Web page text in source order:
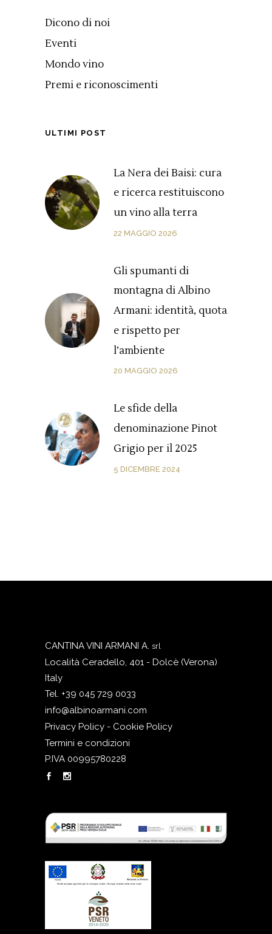
Dicono di noi
Eventi
Mondo vino
Premi e riconoscimenti
ULTIMI POST
La Nera dei Baisi: cura
e ricerca restituiscono
un vino alla terra
22 MAGGIO 2026
Gli spumanti di
montagna di Albino
Armani: identità, quota
e rispetto per
l’ambiente
20 MAGGIO 2026
Le sfide della
denominazione Pinot
Grigio per il 2025
5 DICEMBRE 2024
CANTINA VINI ARMANI A. srl
Località Ceradello, 401 - Dolcè (Verona)
Italy
Tel. +39 045 729 0033
info@albinoarmani.com
Privacy Policy - Cookie Policy
Termini e condizioni
P.IVA 00995780228